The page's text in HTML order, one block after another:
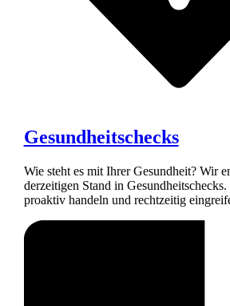
Gesundheitschecks
Wie steht es mit Ihrer Gesundheit? Wir
derzeitigen Stand in
proaktiv handeln und rechtzeitig